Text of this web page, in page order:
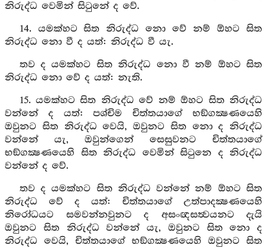
නිරුද්ධ වෙමින් සිටුනේ ද වේ.
14. යමක්හට සිත නිරුද්ධ නො වේ නම් ඕහට සිත
නිරුද්ධ නො වී ද යත්: නිරුද්ධ වී යැ.
තව ද යමක්හට සිත නිරුද්ධ නො වී නම් ඕහට සිත
නිරුද්ධ නො වේ ද යත්: නැති.
15. යමක්හට සිත නිරුද්ධ වේ නම් ඕහට සිත නිරුද්ධ
වන්නේ ද යත්: පශ්චිම චිත්තයාගේ භඞ්ගක්‍ෂණයෙහි
ඔවුනට සිත නිරුද්ධ වෙයි, ඔවුනට සිත නො ද නිරුද්ධ
වන්නේ යැ, ඔවුන්ගෙන් සෙසුවනට චිත්තයාගේ
භඞ්ගක්‍ෂණයෙහි සිත නිරුද්ධ වෙමින් සිටුනෙ ද නිරුද්ධ
වන්නේ ද වේ.
තව ද යමක්හට සිත නිරුද්ධ වන්නේ නම් ඕහට සිත
නිරුද්ධ වේ ද යත්: චිත්තයාගේ උත්පාදක්‍ෂණයෙහි
නිරෝධයට සමවන්නවුනට ද අසංඥසත්‍වයනට දැයි
ඔවුනට සිත නිරුද්ධ වන්නේ යැ, ඔවුනට සිත නො ද
නිරුද්ධ වෙයි, චිත්තයාගේ භඞ්ගක්‍ෂණයෙහි ඔවුනට සිත